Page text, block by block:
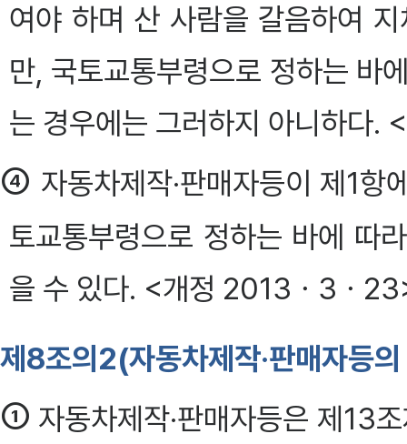
여야 하며 산 사람을 갈음하여
만, 국토교통부령으로 정하는 바
는 경우에는 그러하지 아니하
④ 자동차제작·판매자등이 제1
토교통부령으로 정하는 바에 따
을 수 있다. <개정 2013ㆍ3ㆍ
제8조의2(자동차제작·판매자등
① 자동차제작·판매자등은 제13